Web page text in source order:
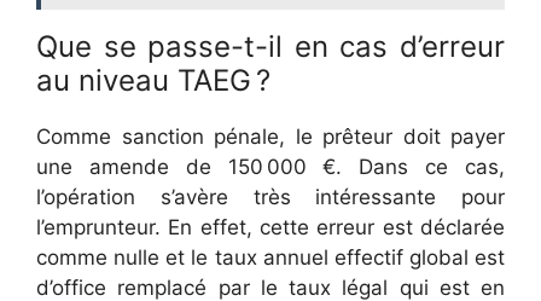
Que se passe-t-il en cas d’erreur
au niveau TAEG ?
Comme sanction pénale, le prêteur doit payer
une amende de 150 000 €. Dans ce cas,
l’opération s’avère très intéressante pour
l’emprunteur. En effet, cette erreur est déclarée
comme nulle et le taux annuel effectif global est
d’office remplacé par le taux légal qui est en